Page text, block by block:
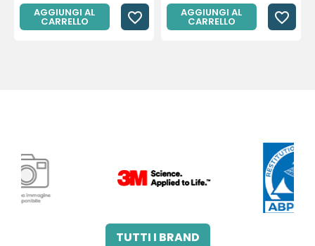
AGGIUNGI AL
CARRELLO favorite_border AGGIUNGI AL
CARRELLO favorite_border
3M ITALIA SRL A.B.PHARM SRL
TUTTI I BRAND